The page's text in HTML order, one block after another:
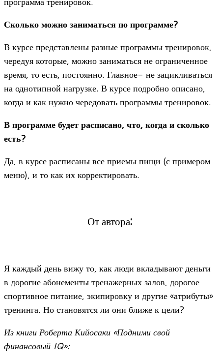
Сколько можно заниматься по программе?
В курсе представлены разные программы тренировок,
чередуя которые, можно заниматься не ограниченное
время, то есть, постоянно. Главное- не зацикливаться
на однотипной нагрузке. В курсе подробно описано,
когда и как нужно чередовать программы тренировок.
В программе будет расписано, что, когда и сколько
есть?
Да, в курсе расписаны все приемы пищи (с примером
меню), и то как их корректировать.
От автора:
Я каждый день вижу то, как люди вкладывают деньги
в дорогие абонементы тренажерных залов, дорогое
спортивное питание, экипировку и другие «атрибуты»
тренинга. Но становятся ли они ближе к цели?
Из книги Роберта Кийосаки «Подними свой
финансовый IQ»: